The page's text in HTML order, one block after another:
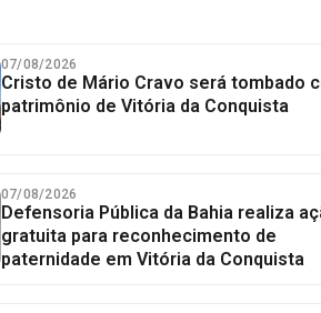
07/08/2026
Cristo de Mário Cravo será tombado
patrimônio de Vitória da Conquista
07/08/2026
Defensoria Pública da Bahia realiza
gratuita para reconhecimento de
paternidade em Vitória da Conquista